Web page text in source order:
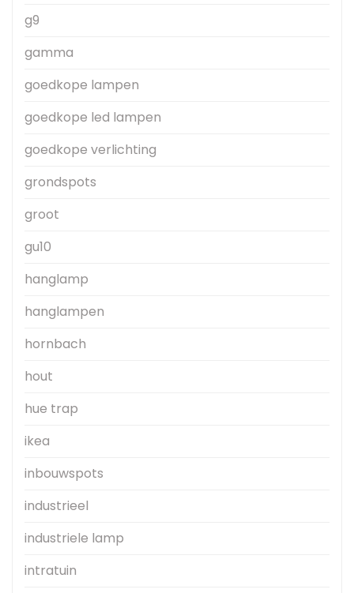
g9
gamma
goedkope lampen
goedkope led lampen
goedkope verlichting
grondspots
groot
gu10
hanglamp
hanglampen
hornbach
hout
hue trap
ikea
inbouwspots
industrieel
industriele lamp
intratuin